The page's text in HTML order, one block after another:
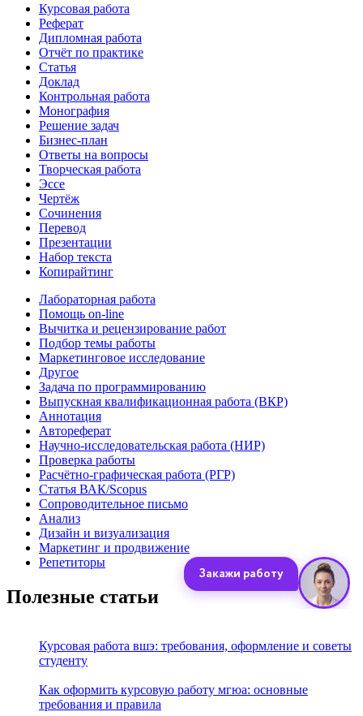
Курсовая работа
Реферат
Дипломная работа
Отчёт по практике
Статья
Доклад
Контрольная работа
Монография
Решение задач
Бизнес-план
Ответы на вопросы
Творческая работа
Эссе
Чертёж
Сочинения
Перевод
Презентации
Набор текста
Копирайтинг
Лабораторная работа
Помощь on-line
Вычитка и рецензирование работ
Подбор темы работы
Маркетинговое исследование
Другое
Задача по программированию
Выпускная квалификационная работа (ВКР)
Аннотация
Автореферат
Научно-исследовательская работа (НИР)
Проверка работы
Расчётно-графическая работа (РГР)
Статья ВАК/Scopus
Сопроводительное письмо
Анализ
Дизайн и визуализация
Маркетинг и продвижение
Репетиторы
Полезные статьи
Курсовая работа вшэ: требования, оформление и советы
студенту
Как оформить курсовую работу мгюа: основные
требования и правила